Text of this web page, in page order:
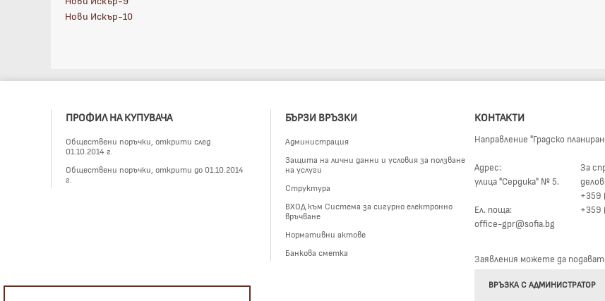
Нови Искър-10
ПРОФИЛ НА КУПУВАЧА
Обществени поръчки, открити след
01.10.2014 г.
Обществени поръчки, открити до 01.10.2014
г.
БЪРЗИ ВРЪЗКИ
Администрация
Защита на лични данни и условия за ползване
на услуги
Структура
ВХОД към Система за сигурно електронно
връчване
Нормативни актове
Банкова сметка
КОНТАКТИ
Направление "Градско
Адрес:
улица "Сердика" № 5.
Ел. поща:
office-gpr@sofia.bg
За
+359
+359
Заявления можете да
ВРЪЗКА С АДМИНИСТРАТОР